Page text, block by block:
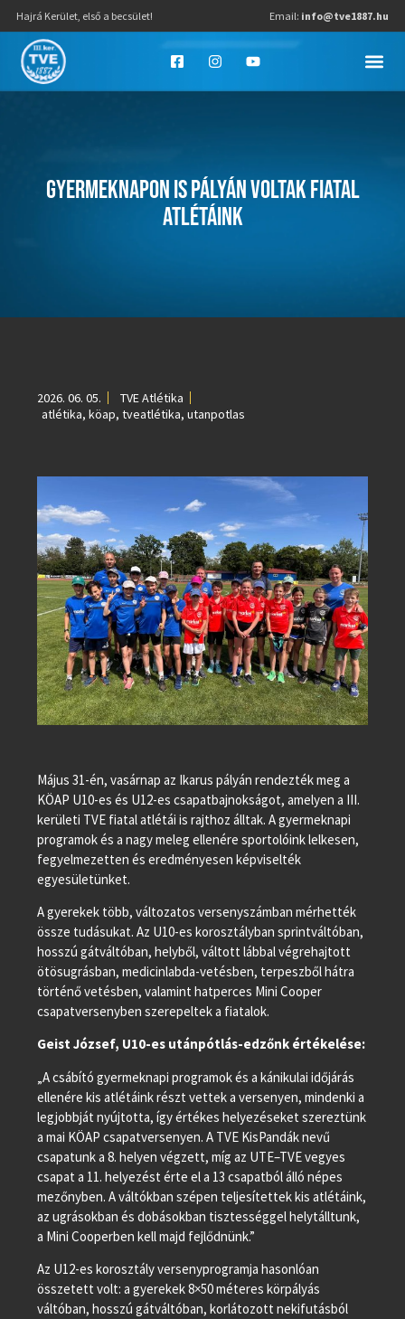
Hajrá Kerület, első a becsület! Email: info@tve1887.hu
GYERMEKNAPON IS PÁLYÁN VOLTAK FIATAL
ATLÉTÁINK
2026. 06. 05.
TVE Atlétika
atlétika, köap, tveatlétika, utanpotlas
Május 31-én, vasárnap az Ikarus pályán rendezték meg a
KÖAP U10-es és U12-es csapatbajnokságot, amelyen a III.
kerületi TVE fiatal atlétái is rajthoz álltak. A gyermeknapi
programok és a nagy meleg ellenére sportolóink lelkesen,
fegyelmezetten és eredményesen képviselték
egyesületünket.
A gyerekek több, változatos versenyszámban mérhették
össze tudásukat. Az U10-es korosztályban sprintváltóban,
hosszú gátváltóban, helyből, váltott lábbal végrehajtott
ötösugrásban, medicinlabda-vetésben, terpeszből hátra
történő vetésben, valamint hatperces Mini Cooper
csapatversenyben szerepeltek a fiatalok.
Geist József, U10-es utánpótlás-edzőnk értékelése:
„A csábító gyermeknapi programok és a kánikulai időjárás
ellenére kis atlétáink részt vettek a versenyen, mindenki a
legjobbját nyújtotta, így értékes helyezéseket szereztünk
a mai KÖAP csapatversenyen. A TVE KisPandák nevű
csapatunk a 8. helyen végzett, míg az UTE–TVE vegyes
csapat a 11. helyezést érte el a 13 csapatból álló népes
mezőnyben. A váltókban szépen teljesítettek kis atlétáink,
az ugrásokban és dobásokban tisztességgel helytálltunk,
a Mini Cooperben kell majd fejlődnünk.”
Az U12-es korosztály versenyprogramja hasonlóan
összetett volt: a gyerekek 8×50 méteres körpályás
váltóban, hosszú gátváltóban, korlátozott nekifutásból